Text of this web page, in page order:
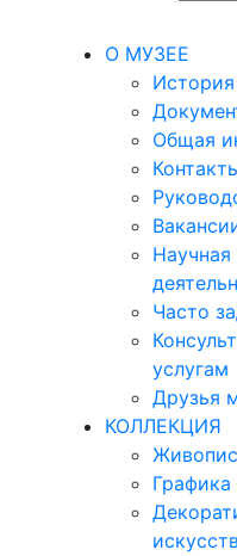
О МУЗЕЕ
История
Общая
Научная
Часто
услугам
Друзья
КОЛЛЕКЦИЯ
Графика